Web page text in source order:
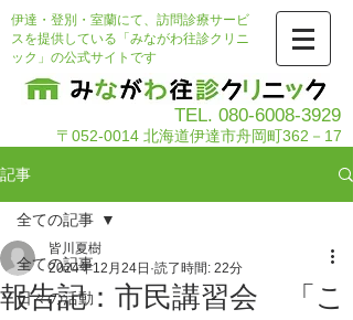
伊達・登別・室蘭にて、訪問診療サービ
スを提供している「みながわ往診クリニ
ック」の公式サイトです
TEL. 080-6008-3929
〒052-0014 北海道伊達市舟岡町362－17
記事
全ての記事
日々の活動
全ての記事
報告記：市民講習会 「こ
皆川夏樹
2024年12月24日 読了時間: 22分